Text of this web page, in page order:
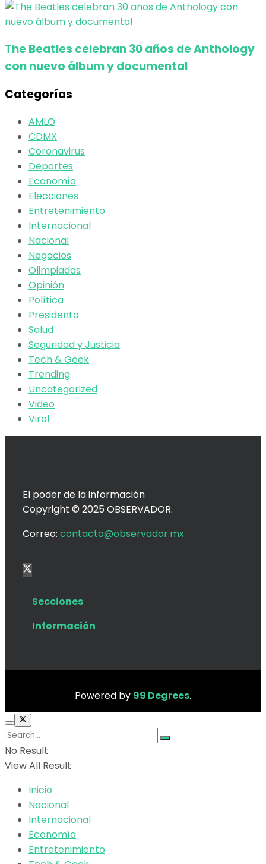
The Beatles celebran 30 años de Anthology
con nuevo álbum y documental
Categorías
AMLO
CDMX
Coronavirus
Deportes
Economía
Elecciones
Entretenimiento
Internacional
Nacional
Negocios
Olimpiadas
Opinión
Política
Presidenta
Salud
Seguridad y Justicia
Tech & Geek
Trending
Uncategorized
Video
Viral
El poder de la información
Copyright © 2025 OBSERVADOR.
Correo: contacto@observador.mx
Secciones
Información
Powered by 99 Degrees.
No Result
View All Result
Inicio
Nacional
Internacional
Economía
Entretenimiento